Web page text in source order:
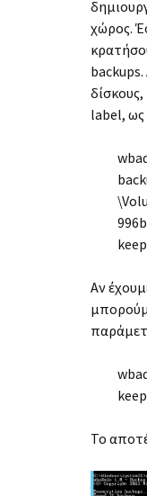
χώρος.
label, ως
Αν
Το